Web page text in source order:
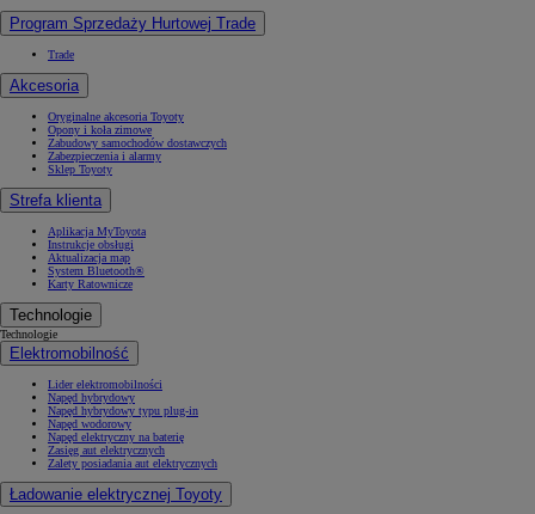
Program Sprzedaży Hurtowej Trade
Trade
Akcesoria
Oryginalne akcesoria Toyoty
Opony i koła zimowe
Zabudowy samochodów dostawczych
Zabezpieczenia i alarmy
Sklep Toyoty
Strefa klienta
Aplikacja MyToyota
Instrukcje obsługi
Aktualizacja map
System Bluetooth®
Karty Ratownicze
Technologie
Technologie
Elektromobilność
Lider elektromobilności
Napęd hybrydowy
Napęd hybrydowy typu plug-in
Napęd wodorowy
Napęd elektryczny na baterię
Zasięg aut elektrycznych
Zalety posiadania aut elektrycznych
Ładowanie elektrycznej Toyoty